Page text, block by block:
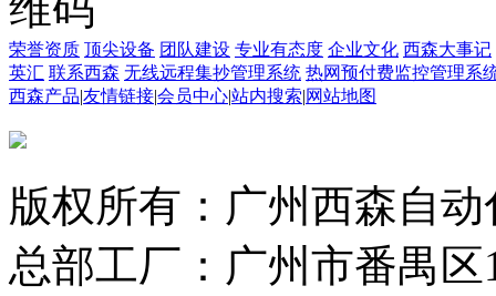
荣誉资质 顶尖设备 团队建设 专业有态度 企业文化 西森大事记
英汇 联系西森 无线远程集抄管理系统 热网预付费监控管理系
西森产品|友情链接|会员中心|站内搜索|网站地图
版权所有：广州西森自
总部工厂：广州市番禺